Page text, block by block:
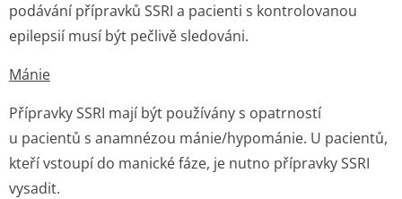
podávání přípravků SSRI a pacienti s kontrolovanou
epilepsií musí být pečlivě sledováni.
Mánie
Přípravky SSRI mají být používány s opatrností
u pacientů s anamnézou mánie/hypománie. U pacientů,
kteří vstoupí do manické fáze, je nutno přípravky SSRI
vysadit.